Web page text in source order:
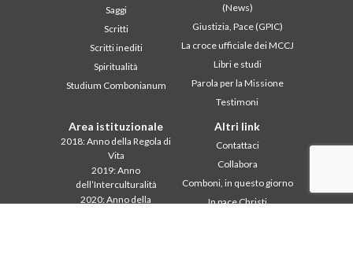
Saggi
Scritti
Scritti inediti
Spiritualità
Studium Combonianum
(News)
Giustizia, Pace (GPIC)
La croce ufficiale dei MCCJ
Libri e studi
Parola per la Missione
Testimoni
Area istituzionale
2018: Anno della Regola di
Vita
2019: Anno
dell’Interculturalità
2020: Anno della
Altri link
Contattaci
Collabora
Comboni, in questo giorno
In pace Christi